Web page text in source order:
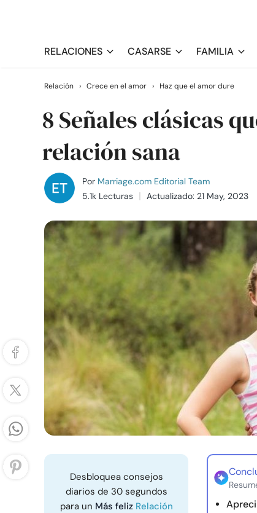
RELACIONES CASARSE FAMILIA
Relación › Crece en el amor › Haz que el amor dure
8 Señales clásicas
relación sana
Por Marriage.com Editorial Team
5.1k Lecturas
Actualizado: 21 May, 2023
Desbloquea consejos
diarios de 30 segundos
para un Más feliz Relación